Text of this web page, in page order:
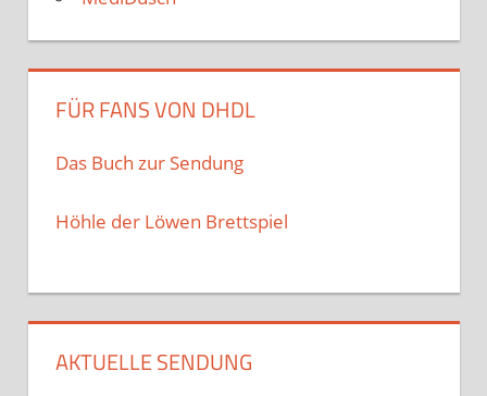
FÜR FANS VON DHDL
Das Buch zur Sendung
Höhle der Löwen Brettspiel
AKTUELLE SENDUNG